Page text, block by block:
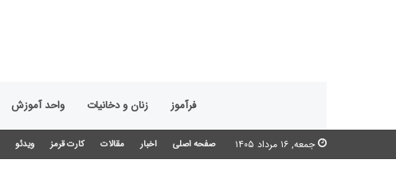
فرآموز زنان و دخانیات واحد آموزش
جمعه, ۱۶ مرداد ۱۴۰۵ صفحه اصلی اخبار مقالات کارت قرمز ویدئو